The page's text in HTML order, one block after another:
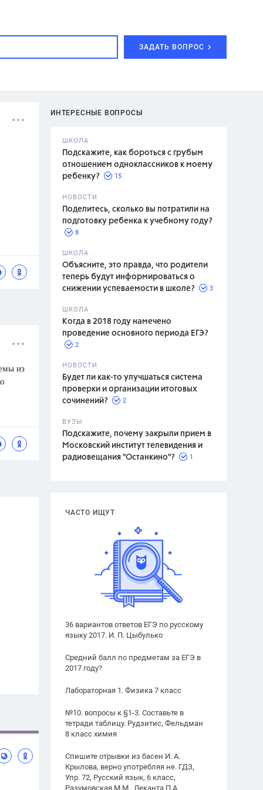
ЗАДАТЬ ВОПРОС
Л.С.,
ИНТЕРЕСНЫЕ ВОПРОСЫ
ШКОЛА
Подскажите, как бороться с грубым
отношением одноклассников к моему
ребенку?
15
НОВОСТИ
Поделитесь, сколько вы потратили на
подготовку ребенка к учебному году?
8
ШКОЛА
Объясните, это правда, что родители
теперь будут информироваться о
снижении успеваемости в школе?
3
ШКОЛА
Когда в 2018 году намечено
проведение основного периода ЕГЭ?
2
НОВОСТИ
Будет ли как-то улучшаться система
проверки и организации итоговых
сочинений?
2
ВУЗЫ
Подскажите, почему закрыли прием в
Московский институт телевидения и
радиовещания "Останкино"?
1
ЧАСТО ИЩУТ
36 вариантов ответов ЕГЭ по русскому
языку 2017. И. П. Цыбулько
Средний балл по предметам за ЕГЭ в
2017 году?
Лабораторная 1. Физика 7 класс
№10. вопросы к §1-3. Составьте в
тетради таблицу. Рудзитис, Фельдман
8 класс химия
Спишите отрывки из басен И. А.
Крылова, верно употребляя не. ГДЗ,
Упр. 72, Русский язык, 6 класс,
Разумовская М.М., Леканта П.А.
из